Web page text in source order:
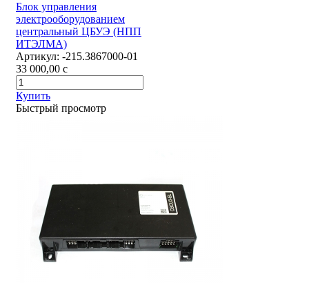
Блок управления
электрооборудованием
центральный ЦБУЭ (НПП
ИТЭЛМА)
Артикул: -215.3867000-01
33 000,00 c
Купить
Быстрый просмотр